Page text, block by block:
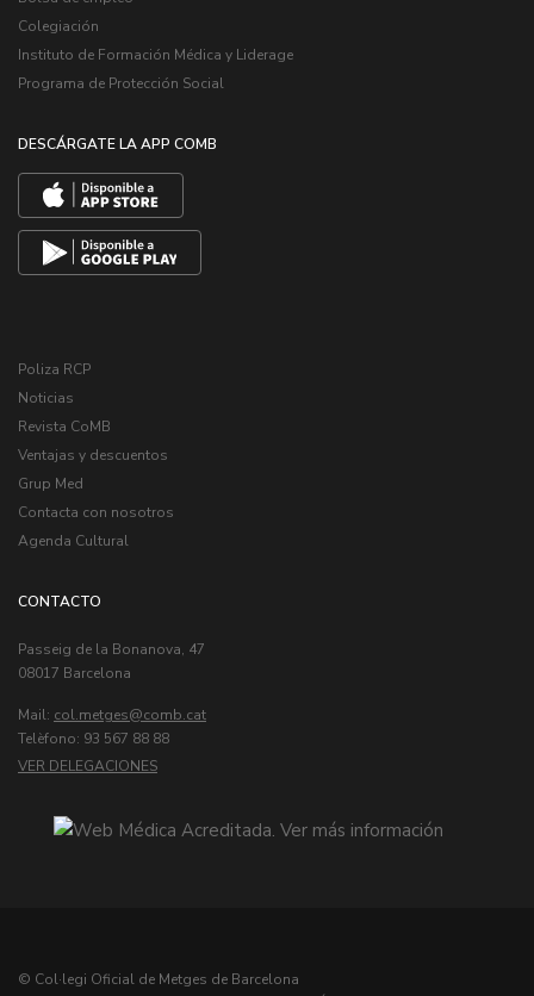
Colegiación
Instituto de Formación Médica y Liderage
Programa de Protección Social
DESCÁRGATE LA APP COMB
Poliza RCP
Noticias
Revista CoMB
Ventajas y descuentos
Grup Med
Contacta con nosotros
Agenda Cultural
CONTACTO
Passeig de la Bonanova, 47
08017 Barcelona
Mail: col.metges
Telèfono: 93 567 88 88
VER DELEGACIONES
© Col·legi Oficial de Metges de Barcelona